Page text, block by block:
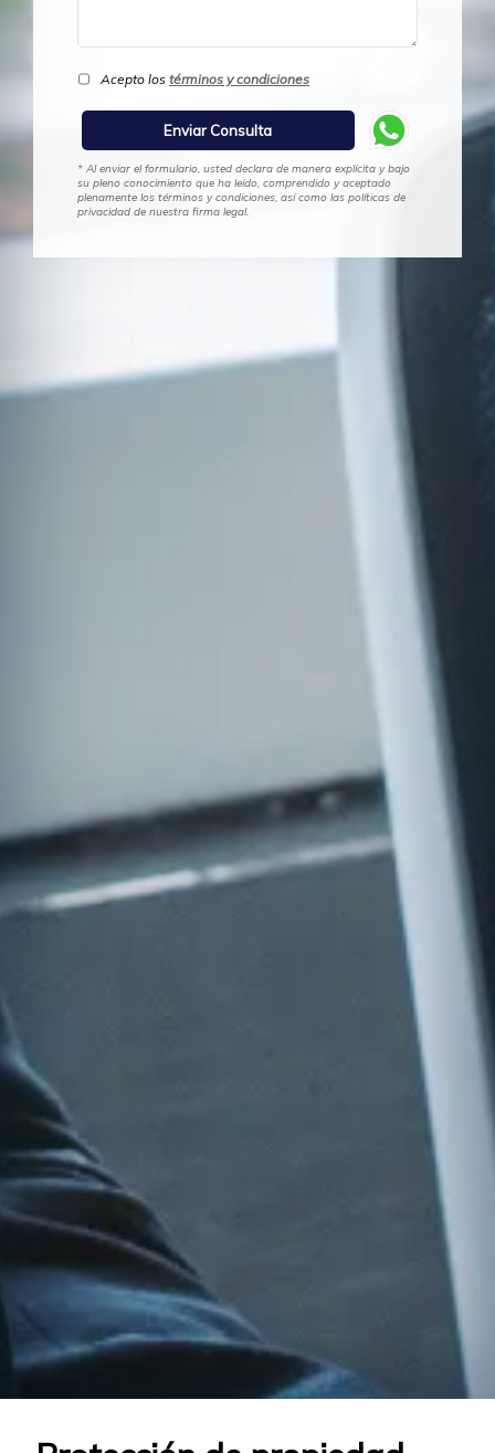
Acepto los términos y condiciones
* Al enviar el formulario, usted declara de manera explícita y bajo
su pleno conocimiento que ha leído, comprendido y aceptado
plenamente los términos y condiciones, así como las políticas de
privacidad de nuestra firma legal.